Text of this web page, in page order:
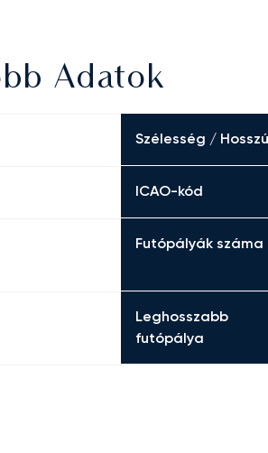
Adatok
Szélesség /
ICAO-kód
Futópályák száma
Leghosszabb
futópálya